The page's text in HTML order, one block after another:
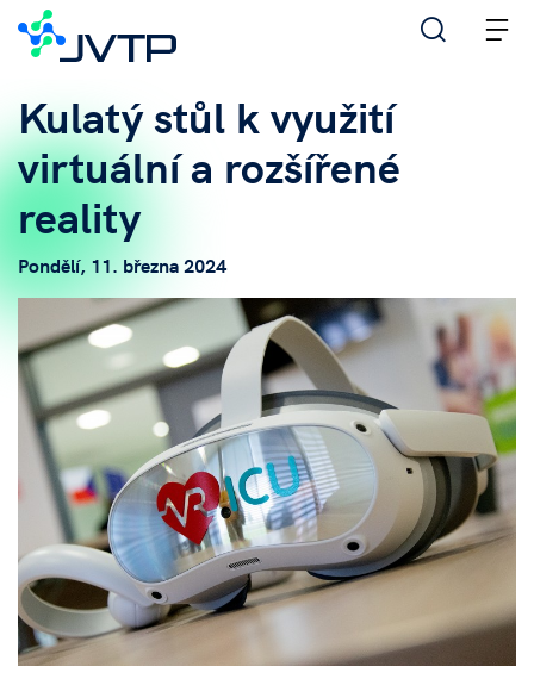
Kulatý stůl k využití
virtuální a rozšířené
reality
Pondělí, 11. března 2024